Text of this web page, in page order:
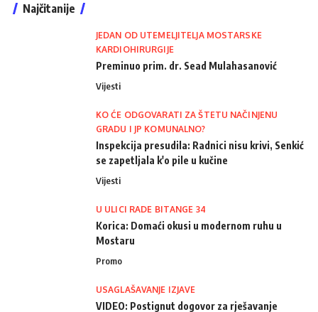
Najčitanije
JEDAN OD UTEMELJITELJA MOSTARSKE
KARDIOHIRURGIJE
Preminuo prim. dr. Sead Mulahasanović
Vijesti
KO ĆE ODGOVARATI ZA ŠTETU NAČINJENU
GRADU I JP KOMUNALNO?
Inspekcija presudila: Radnici nisu krivi, Senkić
se zapetljala k'o pile u kučine
Vijesti
U ULICI RADE BITANGE 34
Korica: Domaći okusi u modernom ruhu u
Mostaru
Promo
USAGLAŠAVANJE IZJAVE
VIDEO: Postignut dogovor za rješavanje